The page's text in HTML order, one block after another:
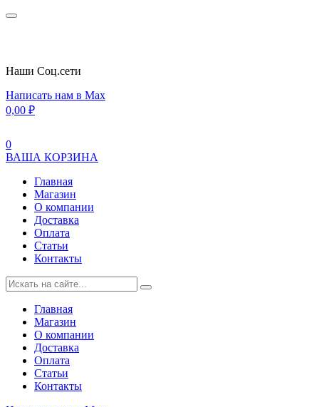
Наши Cоц.сети
Написать нам в Max
0,00 ₽
0
ВАША КОРЗИНА
Главная
Магазин
О компании
Доставка
Оплата
Статьи
Контакты
Главная
Магазин
О компании
Доставка
Оплата
Статьи
Контакты